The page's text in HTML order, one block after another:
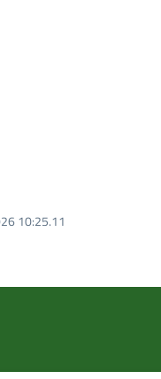
10:25.11